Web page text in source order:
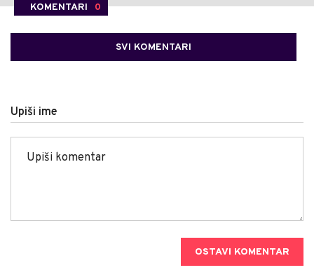
KOMENTARI 0
SVI KOMENTARI
Upiši ime
OSTAVI KOMENTAR